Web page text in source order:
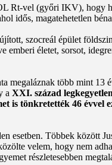
Rt-vel (győri IKV), hogy
idős, magatehetetlen
szocreál épület
emberi életet, sorsot,
megaláznak több mint 13
a XXI. század
is tönkretették 46 évvel
esetben. Többek között
velem, hogy nem
részletesebben